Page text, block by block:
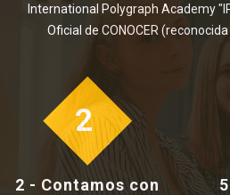
International Polygraph Academy
Oficial de CONOCER
2
%
2 - Contamos con